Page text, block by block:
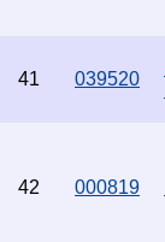
41 039520
42 000819